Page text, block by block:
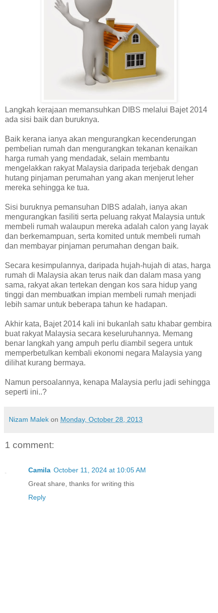
Langkah kerajaan memansuhkan DIBS melalui Bajet 2014
ada sisi baik dan buruknya.
Baik kerana ianya akan mengurangkan kecenderungan
pembelian rumah dan mengurangkan tekanan kenaikan
harga rumah yang mendadak, selain membantu
mengelakkan rakyat Malaysia daripada terjebak dengan
hutang pinjaman perumahan yang akan menjerut leher
mereka sehingga ke tua.
Sisi buruknya pemansuhan DIBS adalah, ianya akan
mengurangkan fasiliti serta peluang rakyat Malaysia untuk
membeli rumah walaupun mereka adalah calon yang layak
dan berkemampuan, serta komited untuk membeli rumah
dan membayar pinjaman perumahan dengan baik.
Secara kesimpulannya, daripada hujah-hujah di atas, harga
rumah di Malaysia akan terus naik dan dalam masa yang
sama, rakyat akan tertekan dengan kos sara hidup yang
tinggi dan membuatkan impian membeli rumah menjadi
lebih samar untuk beberapa tahun ke hadapan.
Akhir kata, Bajet 2014 kali ini bukanlah satu khabar gembira
buat rakyat Malaysia secara keseluruhannya. Memang
benar langkah yang ampuh perlu diambil segera untuk
memperbetulkan kembali ekonomi negara Malaysia yang
dilihat kurang bermaya.
Namun persoalannya, kenapa Malaysia perlu jadi sehingga
seperti ini..?
Nizam Malek on Monday, October 28, 2013
1 comment:
Camila October 11, 2024 at 10:05 AM
Great share, thanks for writing this
Reply